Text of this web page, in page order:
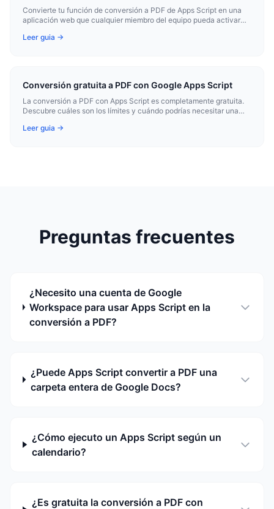
Convierte tu función de conversión a PDF de Apps Script en una
aplicación web que cualquier miembro del equipo pueda activar
Leer guia →
Conversión gratuita a PDF con Google Apps Script
La conversión a PDF con Apps Script es completamente gratuita.
Descubre cuáles son los límites y cuándo podrías necesitar una
Leer guia →
Preguntas frecuentes
¿Necesito una cuenta de Google
Workspace para usar Apps Script en la
conversión a PDF?
¿Puede Apps Script convertir a PDF una
carpeta entera de Google Docs?
¿Cómo ejecuto un Apps Script según un
calendario?
¿Es gratuita la conversión a PDF con